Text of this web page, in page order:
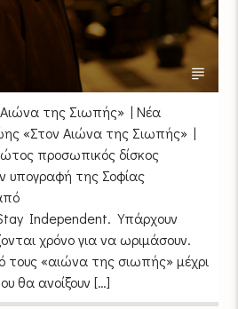
της Σιωπής» | Νέα
«Στον Αιώνα της Σιωπής» |
προσωπικός δίσκος
υπογραφή της Σοφίας
Independent. Υπάρχουν
χρόνο για να ωριμάσουν.
τους «αιώνα της σιωπής» μέχρι
θα ανοίξουν […]